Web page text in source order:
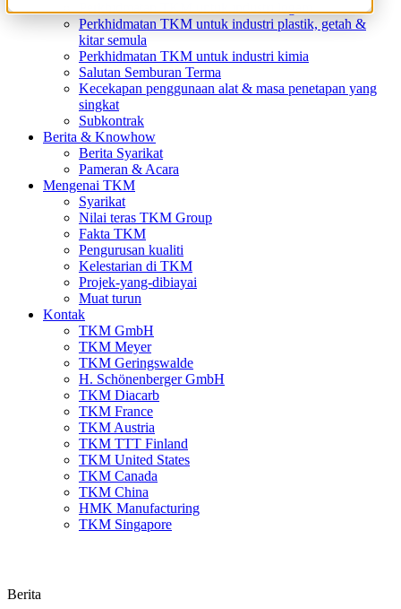
Perkhidmatan TKM untuk industri plastik, getah &
kitar semula
Perkhidmatan TKM untuk industri kimia
Salutan Semburan Terma
Kecekapan penggunaan alat & masa penetapan yang
singkat
Subkontrak
Berita & Knowhow
Berita Syarikat
Pameran & Acara
Mengenai TKM
Syarikat
Nilai teras TKM Group
Fakta TKM
Pengurusan kualiti
Kelestarian di TKM
Projek-yang-dibiayai
Muat turun
Kontak
TKM GmbH
TKM Meyer
TKM Geringswalde
H. Schönenberger GmbH
TKM Diacarb
TKM France
TKM Austria
TKM TTT Finland
TKM United States
TKM Canada
TKM China
HMK Manufacturing
TKM Singapore
Berita